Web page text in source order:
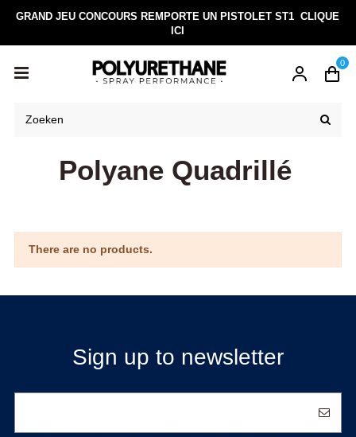
GRAND JEU CONCOURS REMPORTE UN PISTOLET ST1CLIQUE
ICI
0
Polyane Quadrillé
There are no products.
Sign up to newsletter